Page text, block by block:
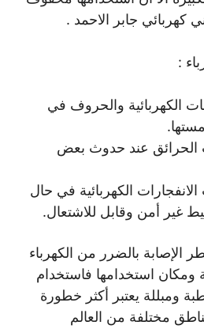
كهربائي جابر الاحمد .
:
الكهربائية والحروف في
الحرائق عند حدوث بعض
الكهربائية في حال
غير أمن وقابل للاشتعال.
الإصابة بالضرر من الكهرباء
ومكان استخدامها فاستخدام
ومبللة يعتبر أكثر خطورة
مختلفة من العالم